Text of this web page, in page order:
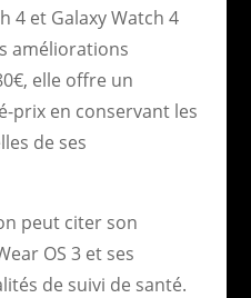
4 et Galaxy Watch 4
améliorations
elle offre un
prix en conservant les
de ses
peut citer son
OS 3 et ses
de suivi de santé.